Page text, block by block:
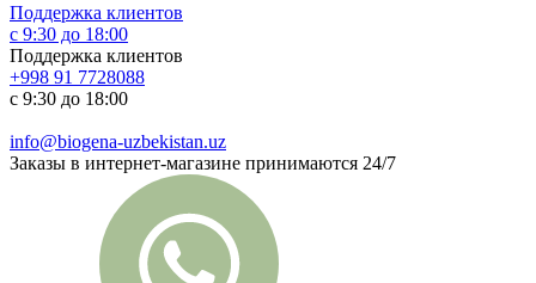
Поддержка клиентов
с 9:30 до 18:00
Поддержка клиентов
+998 91 7728088
с 9:30 до 18:00
info@biogena-uzbekistan.uz
Заказы в интернет-магазине принимаются 24/7